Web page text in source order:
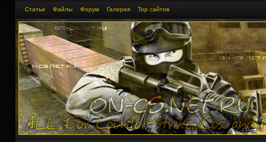
Статьи Файлы Форум Галерея Тор сайтов